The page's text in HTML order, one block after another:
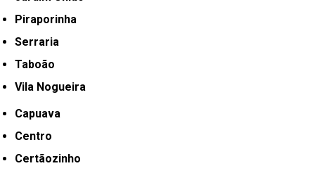
Piraporinha
Serraria
Taboão
Vila Nogueira
Capuava
Centro
Certãozinho